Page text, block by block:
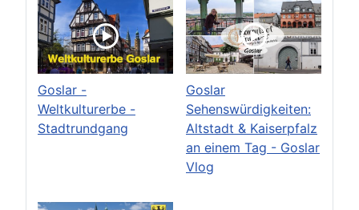
Goslar -
Weltkulturerbe -
Stadtrundgang
Goslar
Sehenswürdigkeiten:
Altstadt & Kaiserpfalz
an einem Tag - Goslar
Vlog